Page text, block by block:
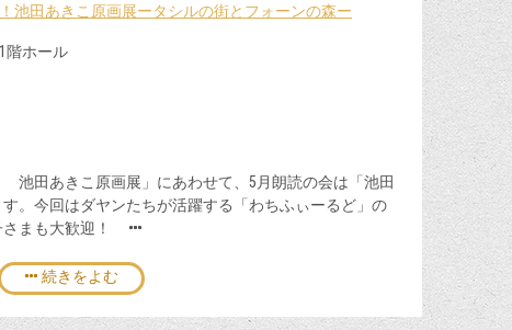
池田あきこ原画展ータシルの街とフォーンの森ー
階ホール
池田あきこ原画展」にあわせて、5月朗読の会は「池田
。今回はダヤンたちが活躍する「わちふぃーるど」の
さまも大歓迎！
続きをよむ